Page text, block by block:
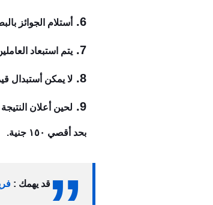
أستلام الجوائز
يتم استبعاد
لا يمكن أستبدال
لحين أعلان النتيجة يمكنك
بحد أقصي ١٥٠ جنية.
قد يهمك :